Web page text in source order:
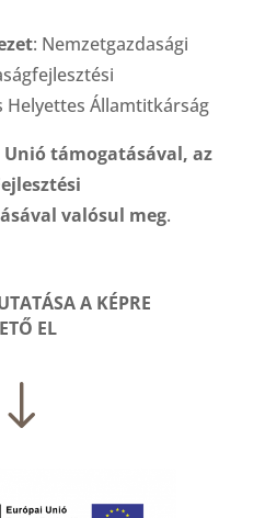
: Nemzetgazdasági
Helyettes Államtitkárság
támogatásával, az
valósul meg.
A KÉPRE
EL
"